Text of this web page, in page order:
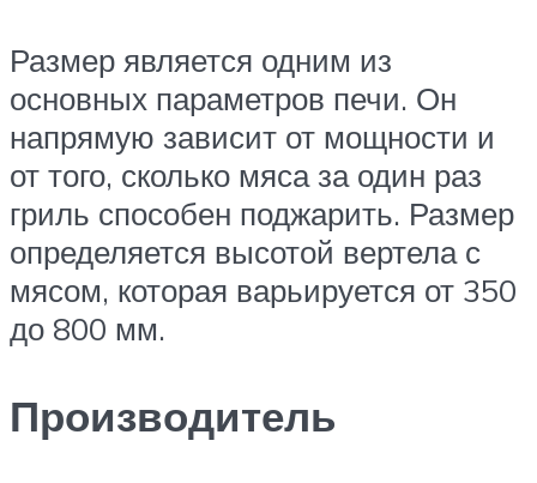
Размер является одним из
основных параметров печи. Он
напрямую зависит от мощности и
от того, сколько мяса за один раз
гриль способен поджарить. Размер
определяется высотой вертела с
мясом, которая варьируется от 350
до 800 мм.
Производитель